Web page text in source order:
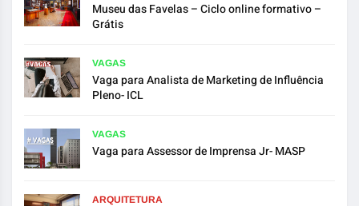
Museu das Favelas – Ciclo online formativo –
Grátis
VAGAS
Vaga para Analista de Marketing de Influência
Pleno- ICL
VAGAS
Vaga para Assessor de Imprensa Jr- MASP
ARQUITETURA